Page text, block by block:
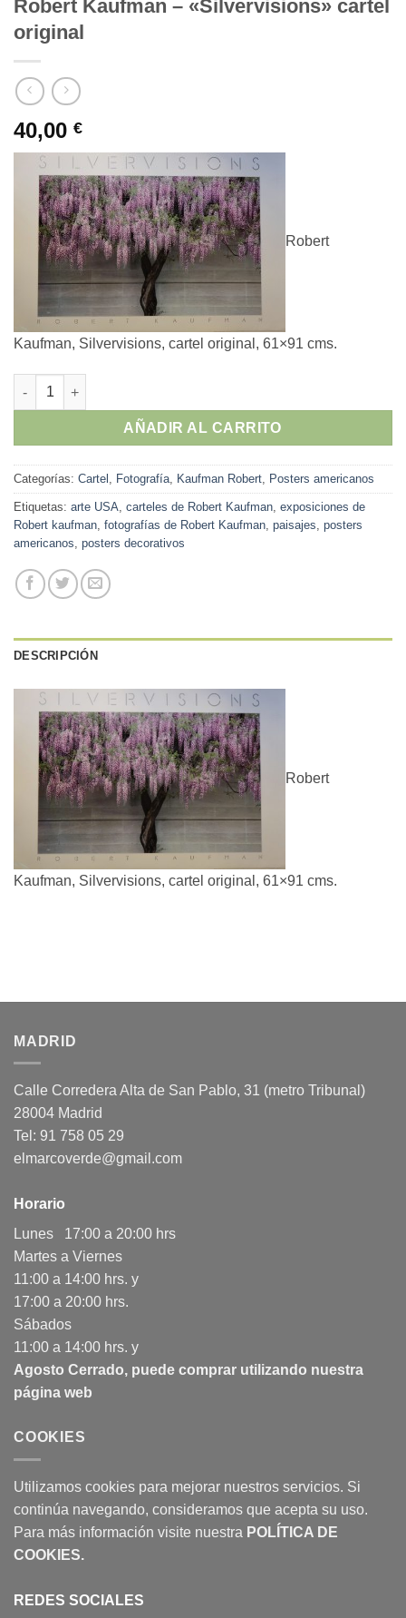
Robert Kaufman – «Silvervisions» cartel
original
40,00 €
Robert
Kaufman, Silvervisions, cartel original, 61×91 cms.
Robert Kaufman - "Silvervisions" cartel original cantidad
AÑADIR AL CARRITO
Categorías: Cartel , Fotografía, Kaufman Robert, Posters americanos
Etiquetas: arte USA, carteles de Robert Kaufman, exposiciones de
Robert kaufman, fotografías de Robert Kaufman, paisajes, posters
americanos, posters decorativos
DESCRIPCIÓN
Robert
Kaufman, Silvervisions, cartel original, 61×91 cms.
MADRID
Calle Corredera Alta de San Pablo, 31 (metro Tribunal)
28004 Madrid
Tel: 91 758 05 29
elmarcoverde@gmail.com
Horario
Lunes 17:00 a 20:00 hrs
Martes a Viernes
11:00 a 14:00 hrs. y
17:00 a 20:00 hrs.
Sábados
11:00 a 14:00 hrs. y
Agosto Cerrado, puede comprar utilizando nuestra
página web
COOKIES
Utilizamos cookies para mejorar nuestros servicios. Si
continúa navegando, consideramos que acepta su uso.
Para más información visite nuestra POLÍTICA DE
COOKIES.
REDES SOCIALES